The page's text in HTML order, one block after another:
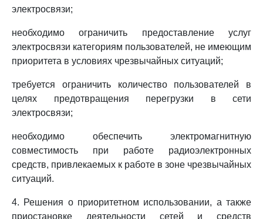
электросвязи;
необходимо ограничить предоставление услуг
электросвязи категориям пользователей, не имеющим
приоритета в условиях чрезвычайных ситуаций;
требуется ограничить количество пользователей в
целях предотвращения перегрузки в сети
электросвязи;
необходимо обеспечить электромагнитную
совместимость при работе радиоэлектронных
средств, привлекаемых к работе в зоне чрезвычайных
ситуаций.
4. Решения о приоритетном использовании, а также
приостановке деятельности сетей и средств